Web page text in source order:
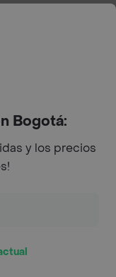
a Domicilio -
Bogotá:
y los precios